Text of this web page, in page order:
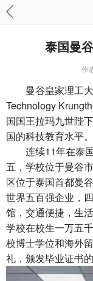
泰国曼
作
曼谷皇家理工
Technology
国国王拉玛九世陛
国的科技教育水平。
连续11年在泰
五，学校位于曼谷
区位于泰国首都曼
世界五百强企业，
馆，交通便捷，生
学校在校生一万五
校博士学位和海外
礼，颁发毕业证书的